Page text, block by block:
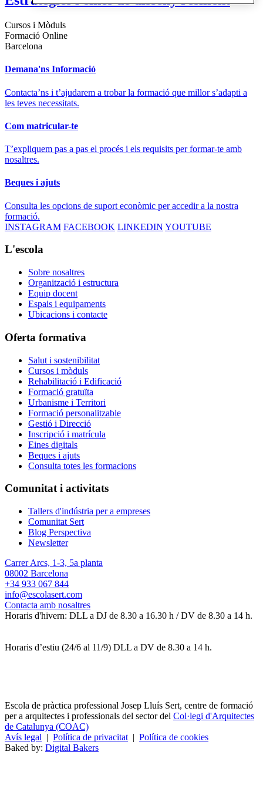
Cursos i Mòduls
Formació Online
Barcelona
Demana'ns Informació
Contacta’ns i t’ajudarem a trobar la formació que millor s’adapti a
les teves necessitats.
Com matricular-te
T’expliquem pas a pas el procés i els requisits per formar-te amb
nosaltres.
Beques i ajuts
Consulta les opcions de suport econòmic per accedir a la nostra
formació.
INSTAGRAM FACEBOOK LINKEDIN YOUTUBE
L'escola
Sobre nosaltres
Organització i estructura
Equip docent
Espais i equipaments
Ubicacions i contacte
Oferta formativa
Salut i sostenibilitat
Cursos i mòduls
Rehabilitació i Edificació
Formació gratuïta
Urbanisme i Territori
Formació personalitzable
Gestió i Direcció
Inscripció i matrícula
Eines digitals
Beques i ajuts
Consulta totes les formacions
Comunitat i activitats
Tallers d'indústria per a empreses
Comunitat Sert
Blog Perspectiva
Newsletter
Carrer Arcs, 1-3, 5a planta
08002 Barcelona
+34 933 067 844
info@escolasert.com
Contacta amb nosaltres
Horaris d'hivern: DLL a DJ de 8.30 a 16.30 h / DV de 8.30 a 14 h.
Horaris d’estiu (24/6 al 11/9) DLL a DV de 8.30 a 14 h.
Escola de pràctica professional Josep Lluís Sert, centre de formació
per a arquitectes i professionals del sector del Col·legi d'Arquitectes
de Catalunya (COAC)
Avís legal | Política de privacitat | Política de cookies
Baked by: Digital Bakers